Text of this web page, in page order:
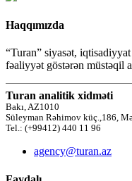
Haqqımızda
“Turan” siyasət,
fəaliyyət göstərən müstəqil
Turan analitik xidməti
Bakı, AZ1010
Süleyman Rəhimov küç.,186,
Tel.: (+99412) 440 11 96
agency@turan.az